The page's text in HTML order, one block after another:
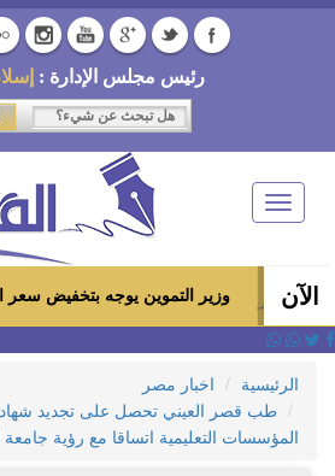
رئيس مجلس الإدارة :
Toggle
navigation
الآن وزير التموين يوجه بتخفيض سعر الدواجن المجمدة إلى 100 جنيه للكيلو بالمجمعات
الرئيسية
اخبار مصر
طب قصر العيني تحصل على تجديد
المؤسسات التعليمية اتساقا مع رؤية جامعة